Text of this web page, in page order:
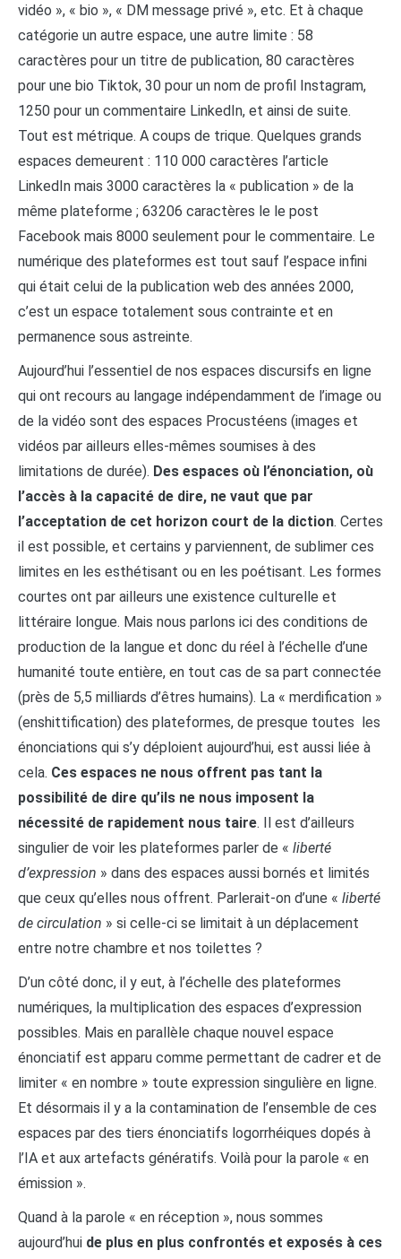
vidéo », « bio », « DM message privé », etc. Et à chaque
catégorie un autre espace, une autre limite : 58
caractères pour un titre de publication, 80 caractères
pour une bio Tiktok, 30 pour un nom de profil Instagram,
1250 pour un commentaire LinkedIn, et ainsi de suite.
Tout est métrique. A coups de trique. Quelques grands
espaces demeurent : 110 000 caractères l’article
LinkedIn mais 3000 caractères la « publication » de la
même plateforme ; 63206 caractères le le post
Facebook mais 8000 seulement pour le commentaire. Le
numérique des plateformes est tout sauf l’espace infini
qui était celui de la publication web des années 2000,
c’est un espace totalement sous contrainte et en
permanence sous astreinte.
Aujourd’hui l’essentiel de nos espaces discursifs en ligne
qui ont recours au langage indépendamment de l’image ou
de la vidéo sont des espaces Procustéens (images et
vidéos par ailleurs elles-mêmes soumises à des
limitations de durée). Des espaces où l’énonciation, où
l’accès à la capacité de dire, ne vaut que par
l’acceptation de cet horizon court de la diction. Certes
il est possible, et certains y parviennent, de sublimer ces
limites en les esthétisant ou en les poétisant. Les formes
courtes ont par ailleurs une existence culturelle et
littéraire longue. Mais nous parlons ici des conditions de
production de la langue et donc du réel à l’échelle d’une
humanité toute entière, en tout cas de sa part connectée
(près de 5,5 milliards d’êtres humains). La « merdification »
(enshittification) des plateformes, de presque toutes les
énonciations qui s’y déploient aujourd’hui, est aussi liée à
cela. Ces espaces ne nous offrent pas tant la
possibilité de dire qu’ils ne nous imposent la
nécessité de rapidement nous taire. Il est d’ailleurs
singulier de voir les plateformes parler de « liberté
d’expression » dans des espaces aussi bornés et limités
que ceux qu’elles nous offrent. Parlerait-on d’une « liberté
de circulation » si celle-ci se limitait à un déplacement
entre notre chambre et nos toilettes ?
D’un côté donc, il y eut, à l’échelle des plateformes
numériques, la multiplication des espaces d’expression
possibles. Mais en parallèle chaque nouvel espace
énonciatif est apparu comme permettant de cadrer et de
limiter « en nombre » toute expression singulière en ligne.
Et désormais il y a la contamination de l’ensemble de ces
espaces par des tiers énonciatifs logorrhéiques dopés à
l’IA et aux artefacts génératifs. Voilà pour la parole « en
émission ».
Quand à la parole « en réception », nous sommes
aujourd’hui de plus en plus confrontés et exposés à ces